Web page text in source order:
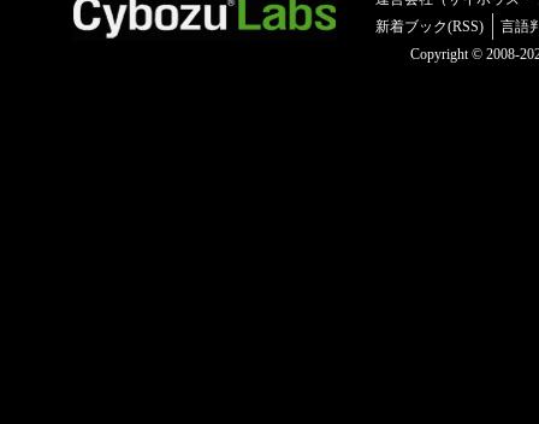
新着ブック(RSS)
言語
Copyright © 2008-